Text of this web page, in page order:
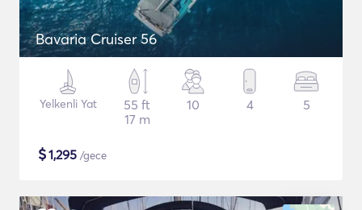
Bavaria Cruiser 56
Yelkenli Yat
55 ft
17 m
10 4 5
$1,295 /gece